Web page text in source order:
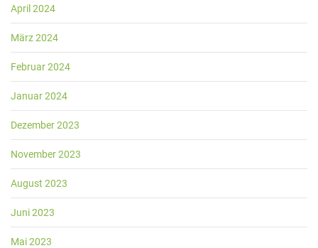
April 2024
März 2024
Februar 2024
Januar 2024
Dezember 2023
November 2023
August 2023
Juni 2023
Mai 2023